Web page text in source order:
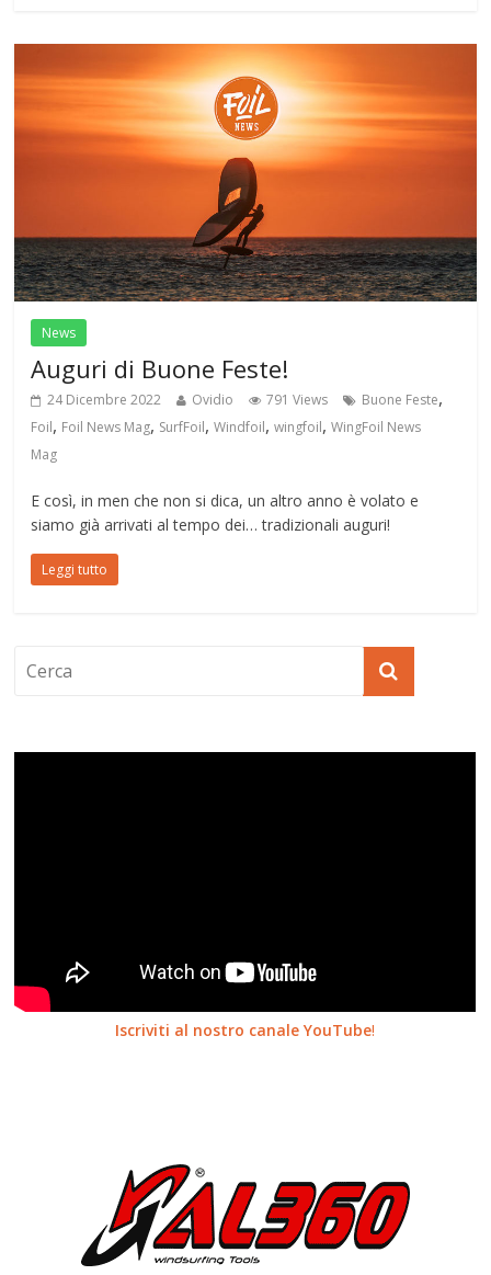
News
Auguri di Buone Feste!
24 Dicembre 2022 Ovidio 791 Views Buone Feste,
Foil, Foil News Mag, SurfFoil,Windfoil,wingfoil,WingFoil News
Mag
E così, in men che non si dica, un altro anno è volato e
siamo già arrivati al tempo dei… tradizionali auguri!
Leggi tutto
Iscriviti al nostro canale YouTube!